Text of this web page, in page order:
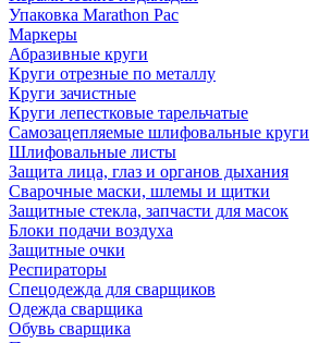
Упаковка Marathon Pac
Маркеры
Абразивные круги
Круги отрезные по металлу
Круги зачистные
Круги лепестковые тарельчатые
Самозацепляемые шлифовальные круги
Шлифовальные листы
Защита лица, глаз и органов дыхания
Сварочные маски, шлемы и щитки
Защитные стекла, запчасти для масок
Блоки подачи воздуха
Защитные очки
Респираторы
Спецодежда для сварщиков
Одежда сварщика
Обувь сварщика